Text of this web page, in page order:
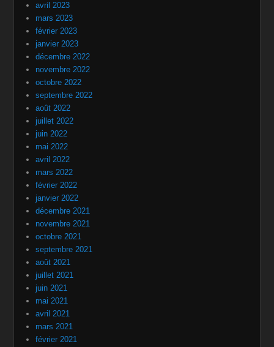
avril 2023
mars 2023
février 2023
janvier 2023
décembre 2022
novembre 2022
octobre 2022
septembre 2022
août 2022
juillet 2022
juin 2022
mai 2022
avril 2022
mars 2022
février 2022
janvier 2022
décembre 2021
novembre 2021
octobre 2021
septembre 2021
août 2021
juillet 2021
juin 2021
mai 2021
avril 2021
mars 2021
février 2021